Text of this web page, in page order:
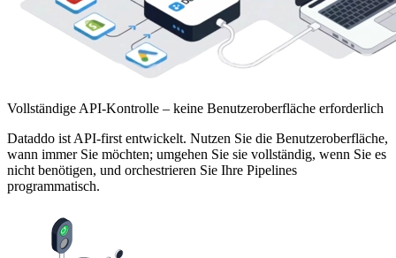
Vollständige API-Kontrolle – keine Benutzeroberfläche erforderlich
Dataddo ist API-first entwickelt. Nutzen Sie die Benutzeroberfläche,
wann immer Sie möchten; umgehen Sie sie vollständig, wenn Sie es
nicht benötigen, und orchestrieren Sie Ihre Pipelines
programmatisch.